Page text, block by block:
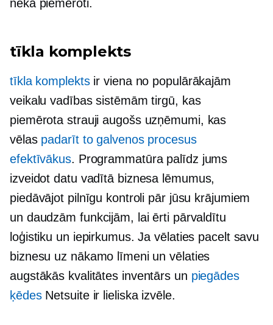
nekā piemēroti.
tīkla komplekts
tīkla komplektsir viena no populārākajām
veikalu vadības sistēmām tirgū, kas
piemērotastrauji augošsuzņēmumi, kas
vēlas padarīt to galvenos procesus
efektīvākus. Programmatūra palīdz jums
izveidotdatu vadītā biznesa lēmumus,
piedāvājot pilnīgu kontroli pār jūsu krājumiem
un daudzām funkcijām, lai ērti pārvaldītu
loģistiku un iepirkumus. Ja vēlaties pacelt savu
biznesu uz nākamo līmeni un vēlaties
augstākās kvalitātes inventārs un piegādes
ķēdesNetsuite ir lieliska izvēle.